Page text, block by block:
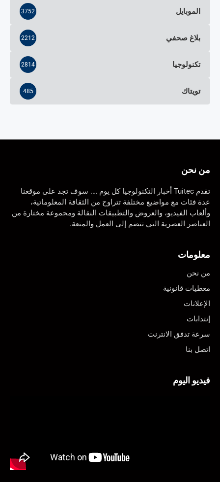
الموبايل 3752
بلاغ صحفي 2212
تكنولوجيا 2814
تويتاك 485
من نحن
تقدم Tuitec أخبار التكنولوجيا كل يوم …. سوف تجد على موقعنا
عدة فئات مع مواضيع مختلفة تتراوح من الثقافة المعلوماتية،
وألعاب الفيديو، والعروض والتطبيقات النقالة ومجموعة مختارة من
العناصر العصرية التي تنضم إلى العمل والمتعة.
معلومات
من نحن
معطيات قانونية
الإعلانات
إنتدابات
سرعة تدفق الانترنت
اتصل بنا
فيديو اليوم